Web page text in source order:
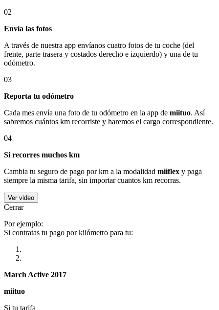
02
Envía las fotos
A través de nuestra app envíanos cuatro fotos de tu coche (del
frente, parte trasera y costados derecho e izquierdo) y una de tu
odómetro.
03
Reporta tu odómetro
Cada mes envía una foto de tu odómetro en la app de miituo. Así
sabremos cuántos km recorriste y haremos el cargo correspondiente.
04
Si recorres muchos km
Cambia tu seguro de pago por km a la modalidad miiflex y paga
siempre la misma tarifa, sin importar cuantos km recorras.
Ver video
Cerrar
Por ejemplo:
Si contratas tu pago por kilómetro para tu:
March Active 2017
miituo
Si tu tarifa